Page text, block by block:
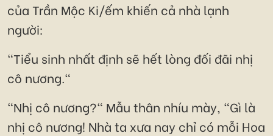
của Trần Mộc Ki/ếm khiến cả nhà lạnh
người:
"Tiểu sinh nhất định sẽ hết lòng đối đãi nhị
cô nương."
"Nhị cô nương?" Mẫu thân nhíu mày, "Gì là
nhị cô nương! Nhà ta xưa nay chỉ có mỗi Hoa